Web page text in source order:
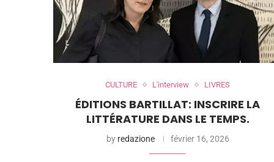
CULTURE L'interview LIVRES
ÉDITIONS BARTILLAT: INSCRIRE LA
LITTÉRATURE DANS LE TEMPS.
by redazione février 16, 2026